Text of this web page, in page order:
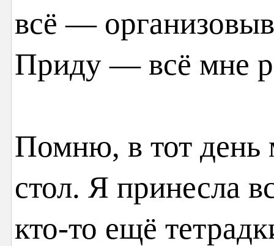
всё —
Приду — всё мне
Помню, в тот день
стол. Я принесла
кто-то ещё